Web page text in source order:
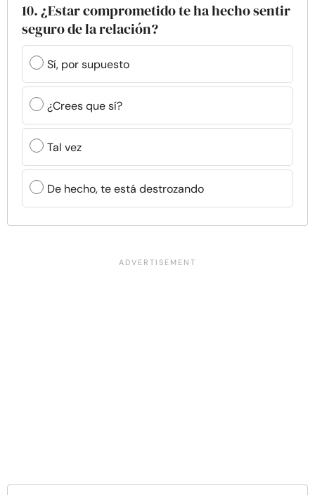
10. ¿Estar comprometido te ha hecho sentir
seguro de la relación?
Sí, por supuesto
¿Crees que sí?
Tal vez
De hecho, te está destrozando